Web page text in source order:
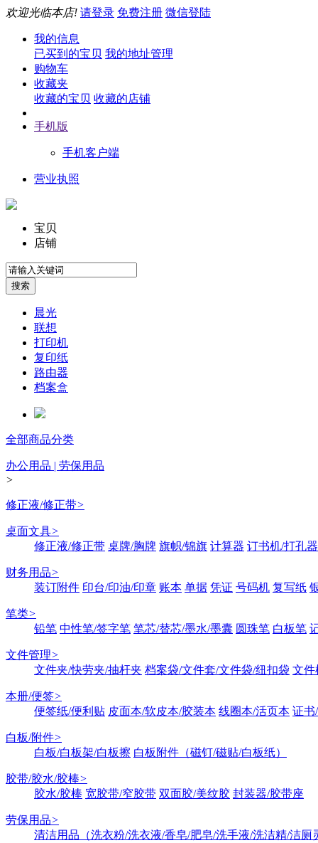
欢迎光临本店! 请登录 免费注册 微信登陆
我的信息
已买到的宝贝 我的地址管理
购物车
收藏夹
收藏的宝贝 收藏的店铺
手机版
手机客户端
营业执照
宝贝
店铺
晨光
联想
打印机
复印纸
路由器
档案盒
全部商品分类
办公用品 | 劳保用品
>
修正液/修正带>
桌面文具>
修正液/修正带 桌牌/胸牌 旗帜/锦旗 计算器 订书机/打孔器
财务用品>
装订附件 印台/印油/印章 账本 单据 凭证 号码机 复写纸
笔类>
铅笔 中性笔/签字笔 笔芯/替芯/墨水/墨囊 圆珠笔 白板笔
文件管理>
文件夹/快劳夹/抽杆夹 档案袋/文件套/文件袋/纽扣袋 文件
本册/便签>
便签纸/便利贴 皮面本/软皮本/胶装本 线圈本/活页本 证书
白板/附件>
白板/白板架/白板擦 白板附件（磁钉/磁贴/白板纸）
胶带/胶水/胶棒>
胶水/胶棒 宽胶带/窄胶带 双面胶/美纹胶 封装器/胶带座
劳保用品>
清洁用品（洗衣粉/洗衣液/香皂/肥皂/洗手液/洗洁精/洁厕